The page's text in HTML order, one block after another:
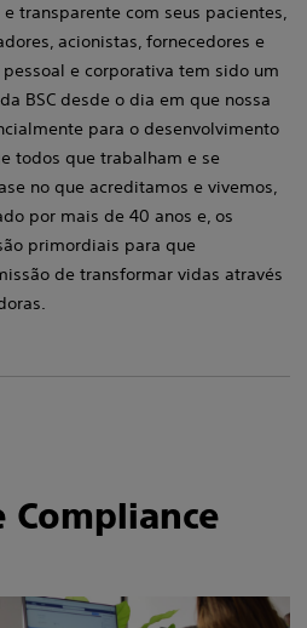
transparente com seus pacientes,
acionistas, fornecedores e
e corporativa tem sido um
BSC desde o dia em que nossa
para o desenvolvimento
todos que trabalham e se
no que acreditamos e vivemos,
por mais de 40 anos e, os
primordiais para que
de transformar vidas através
Compliance